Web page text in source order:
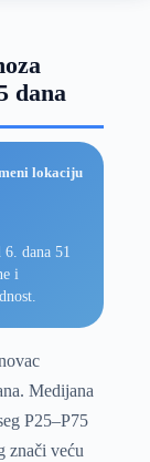
dana
lokaciju
dana 51
i
Medijana
P25–P75
znači veću